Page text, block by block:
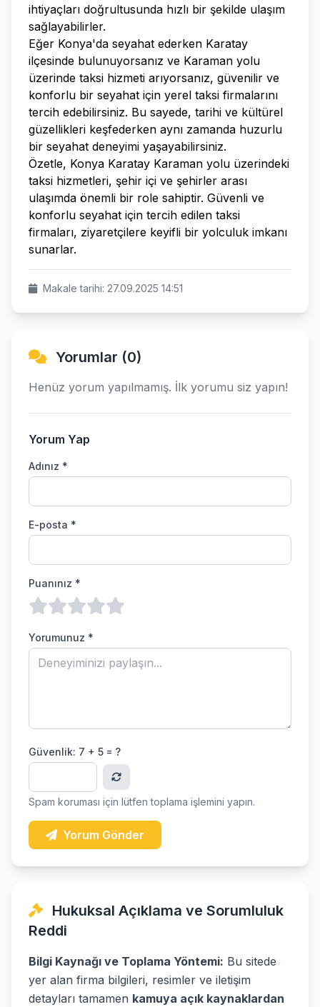
ihtiyaçları doğrultusunda hızlı bir şekilde ulaşım
sağlayabilirler.
Eğer Konya'da seyahat ederken Karatay
ilçesinde bulunuyorsanız ve Karaman yolu
üzerinde taksi hizmeti arıyorsanız, güvenilir ve
konforlu bir seyahat için yerel taksi firmalarını
tercih edebilirsiniz. Bu sayede, tarihi ve kültürel
güzellikleri keşfederken aynı zamanda huzurlu
bir seyahat deneyimi yaşayabilirsiniz.
Özetle, Konya Karatay Karaman yolu üzerindeki
taksi hizmetleri, şehir içi ve şehirler arası
ulaşımda önemli bir role sahiptir. Güvenli ve
konforlu seyahat için tercih edilen taksi
firmaları, ziyaretçilere keyifli bir yolculuk imkanı
sunarlar.
Makale tarihi: 27.09.2025 14:51
Yorumlar (0)
Henüz yorum yapılmamış. İlk yorumu siz yapın!
Yorum Yap
Adınız *
E-posta *
Puanınız *
Yorumunuz *
Güvenlik: 7 + 5 = ?
Spam koruması için lütfen toplama işlemini yapın.
Yorum Gönder
Hukuksal Açıklama ve Sorumluluk
Reddi
Bilgi Kaynağı ve Toplama Yöntemi: Bu sitede
yer alan firma bilgileri, resimler ve iletişim
detayları tamamen kamuya açık kaynaklardan